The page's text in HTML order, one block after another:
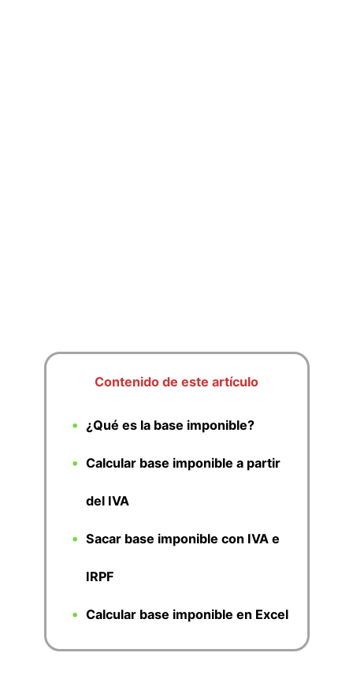
Contenido de este artículo
¿Qué es la base imponible?
Calcular base imponible a partir
del IVA
Sacar base imponible con IVA e
IRPF
Calcular base imponible en Excel